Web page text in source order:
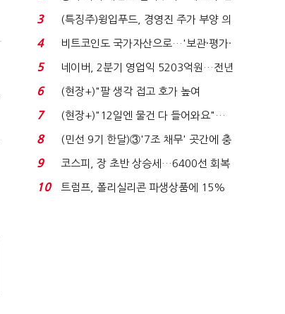
국전쟁’
3
(특징주)윙입푸드, 경영진 주가 부양 의
지에 상한가...
4
비트코인도 국가자산으로…'보관·평가·
처분' 기준은 ...
5
네이버, 2분기 영업익 5203억원…전년
비 0.2% 감소...
6
(현장+)"팔 생각 접고 호가 높여
요"…'덜 똘똘한 한 채' 20...
7
(현장+)"12일엔 물건 다 들어와요"…
빈 매대 채우며 문 연 ...
8
(민선 9기 한달)③'7조 채무' 곳간에 충
격…추미애, 20년...
9
코스피, 장 초반 상승세…6400선 회복
시도
10
트럼프, 폴리실리콘 파생상품에 15%